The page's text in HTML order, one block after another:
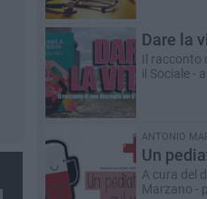
Dare la
Il racconto
il Sociale -
ANTONIO
Un
A cura del
Marzano -